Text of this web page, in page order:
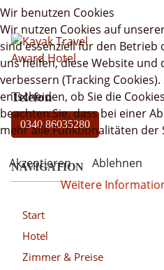
Telefon
0340 86035280
NAVIGATION
Start
Hotel
Zimmer & Preise
Wir benutzen Cookies
Wir nutzen Cookies auf
sind essenziell für den Betrieb
uns helfen, diese Website
verbessern (Tracking
entscheiden, ob Sie die
beachten Sie, dass bei einer
mehr alle Funktionalitäten der
Akzeptieren
Ablehnen
Weitere